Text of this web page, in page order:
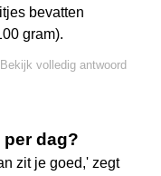
bevatten
gram).
Bekijk volledig antwoord
per dag?
zit je goed,' zegt